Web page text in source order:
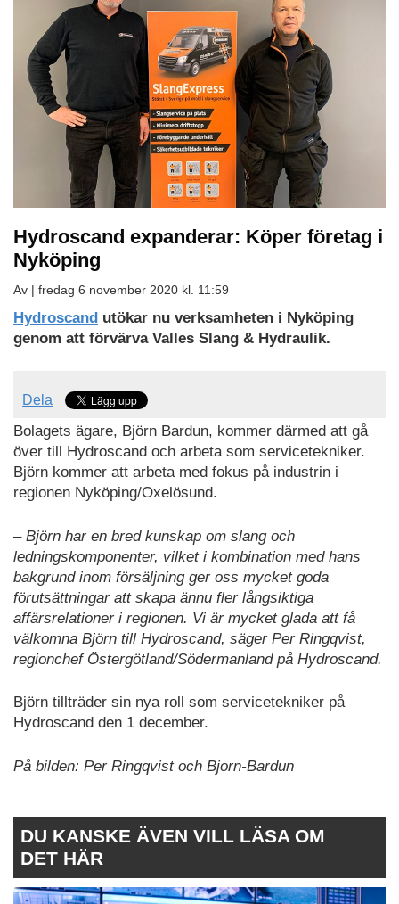
Hydroscand expanderar: Köper företag i
Nyköping
Av | fredag 6 november 2020 kl. 11:59
Hydroscand utökar nu verksamheten i Nyköping
genom att förvärva Valles Slang & Hydraulik.
Dela
Bolagets ägare, Björn Bardun, kommer därmed att gå
över till Hydroscand och arbeta som servicetekniker.
Björn kommer att arbeta med fokus på industrin i
regionen Nyköping/Oxelösund.
– Björn har en bred kunskap om slang och
ledningskomponenter, vilket i kombination med hans
bakgrund inom försäljning ger oss mycket goda
förutsättningar att skapa ännu fler långsiktiga
affärsrelationer i regionen. Vi är mycket glada att få
välkomna Björn till Hydroscand, säger Per Ringqvist,
regionchef Östergötland/Södermanland på Hydroscand.
Björn tillträder sin nya roll som servicetekniker på
Hydroscand den 1 december.
På bilden: Per Ringqvist och Bjorn-Bardun
DU KANSKE ÄVEN VILL LÄSA OM
DET HÄR